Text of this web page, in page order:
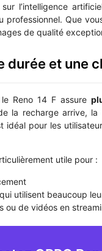
l’intelligence
professionnel. Que
de qualité
durée et une
Reno 14 F assure
la recharge arrive, la
pour les
utile pour :
utilisent beaucoup
ou de vidéos en